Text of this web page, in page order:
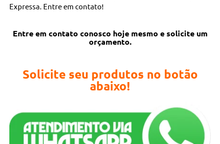
Expressa. Entre em contato!
Entre em contato conosco hoje mesmo e solicite um
orçamento.
Solicite seu produtos no botão
abaixo!